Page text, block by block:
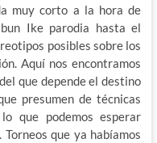
muy corto a la hora de
Ike parodia hasta el
posibles sobre los
Aquí nos encontramos
que depende el destino
presumen de técnicas
que podemos esperar
que ya habíamos